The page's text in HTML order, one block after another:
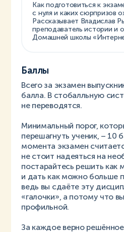
Как подготовиться к
с нуля и каких сюрпризов
Рассказывает Владислав
преподаватель истории и
Домашней школы
Баллы
Всего за экзамен
балла. В стобалльную
не переводятся.
Минимальный порог,
перешагнуть ученик, – 10
момента экзамен
не стоит надеяться на
постарайтесь решить как
и дать как можно больше
ведь вы сдаёте эту
«галочки», а потому что
профильной.
За каждое верно